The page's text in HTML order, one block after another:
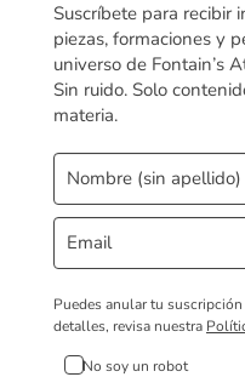
Suscríbete para recibir
piezas, formaciones y
universo de Fontain’s
Sin ruido. Solo
materia.
Puedes anular tu
detalles, revisa nuestra
No soy un robot